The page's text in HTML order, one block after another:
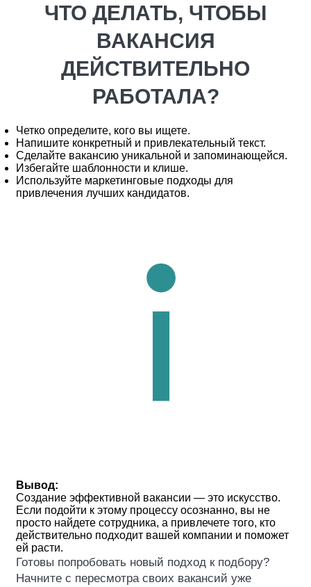
ЧТО ДЕЛАТЬ, ЧТОБЫ
ВАКАНСИЯ
ДЕЙСТВИТЕЛЬНО
РАБОТАЛА?
Четко определите, кого вы ищете.
Напишите конкретный и привлекательный текст.
Сделайте вакансию уникальной и запоминающейся.
Избегайте шаблонности и клише.
Используйте маркетинговые подходы для
привлечения лучших кандидатов.
Вывод:
Создание эффективной вакансии — это искусство.
Если подойти к этому процессу осознанно, вы не
просто найдете сотрудника, а привлечете того, кто
действительно подходит вашей компании и поможет
ей расти.
Готовы попробовать новый подход к подбору?
Начните с пересмотра своих вакансий уже